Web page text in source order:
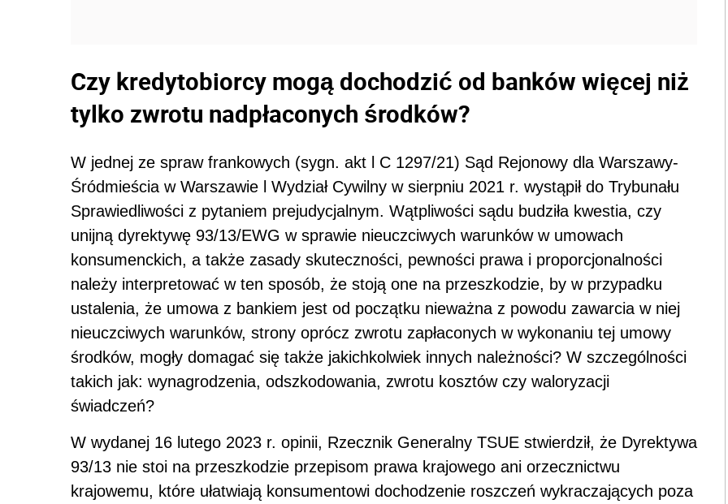
Czy kredytobiorcy mogą dochodzić od banków więcej niż
tylko zwrotu nadpłaconych środków?
W jednej ze spraw frankowych (sygn. akt l C 1297/21) Sąd Rejonowy dla Warszawy-
Śródmieścia w Warszawie l Wydział Cywilny w sierpniu 2021 r. wystąpił do Trybunału
Sprawiedliwości z pytaniem prejudycjalnym. Wątpliwości sądu budziła kwestia, czy
unijną dyrektywę 93/13/EWG w sprawie nieuczciwych warunków w umowach
konsumenckich, a także zasady skuteczności, pewności prawa i proporcjonalności
należy interpretować w ten sposób, że stoją one na przeszkodzie, by w przypadku
ustalenia, że umowa z bankiem jest od początku nieważna z powodu zawarcia w niej
nieuczciwych warunków, strony oprócz zwrotu zapłaconych w wykonaniu tej umowy
środków, mogły domagać się także jakichkolwiek innych należności? W szczególności
takich jak: wynagrodzenia, odszkodowania, zwrotu kosztów czy waloryzacji
świadczeń?
W wydanej 16 lutego 2023 r. opinii, Rzecznik Generalny TSUE stwierdził, że Dyrektywa
93/13 nie stoi na przeszkodzie przepisom prawa krajowego ani orzecznictwu
krajowemu, które ułatwiają konsumentowi dochodzenie roszczeń wykraczających poza